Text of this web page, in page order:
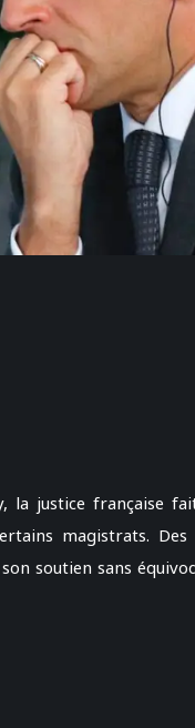
la justice française
magistrats.
soutien sans